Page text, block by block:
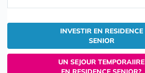
INVESTIR EN RESIDENCE
SENIOR
UN SEJOUR TEMPORAIIRE